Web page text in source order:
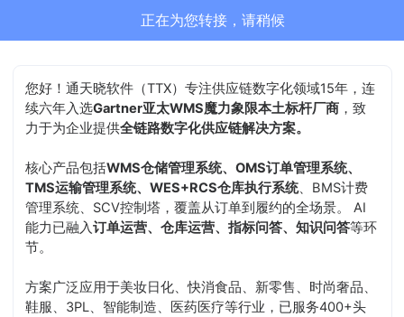
正在为您转接，请稍候
您好！通天晓软件（TTX）专注供应链数字化领域15年，连
续六年入选Gartner亚太WMS魔力象限本土标杆厂商 ，致
力于为企业提供全链路数字化供应链解决方案。
核心产品包括WMS仓储管理系统、OMS订单管理系统、
TMS运输管理系统、WES+RCS仓库执行系统、BMS计费
管理系统、SCV控制塔，覆盖从订单到履约的全场景。 AI
能力已融入订单运营、仓库运营、指标问答、知识问答等环
节。
方案广泛应用于美妆日化、快消食品、新零售、时尚奢品、
鞋服、3PL、智能制造、医药医疗等行业，已服务400+头